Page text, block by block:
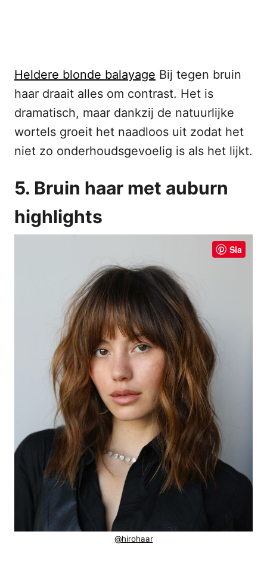
Heldere blonde balayage Bij tegen bruin
haar draait alles om contrast. Het is
dramatisch, maar dankzij de natuurlijke
wortels groeit het naadloos uit zodat het
niet zo onderhoudsgevoelig is als het lijkt.
5. Bruin haar met auburn
highlights
Sla
@hirohaar